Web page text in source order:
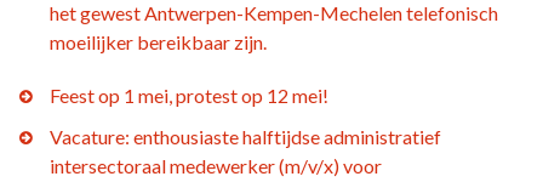
het gewest Antwerpen-Kempen-Mechelen telefonisch
moeilijker bereikbaar zijn.
Feest op 1 mei, protest op 12 mei!
Vacature: enthousiaste halftijdse administratief
intersectoraal medewerker (m/v/x) voor